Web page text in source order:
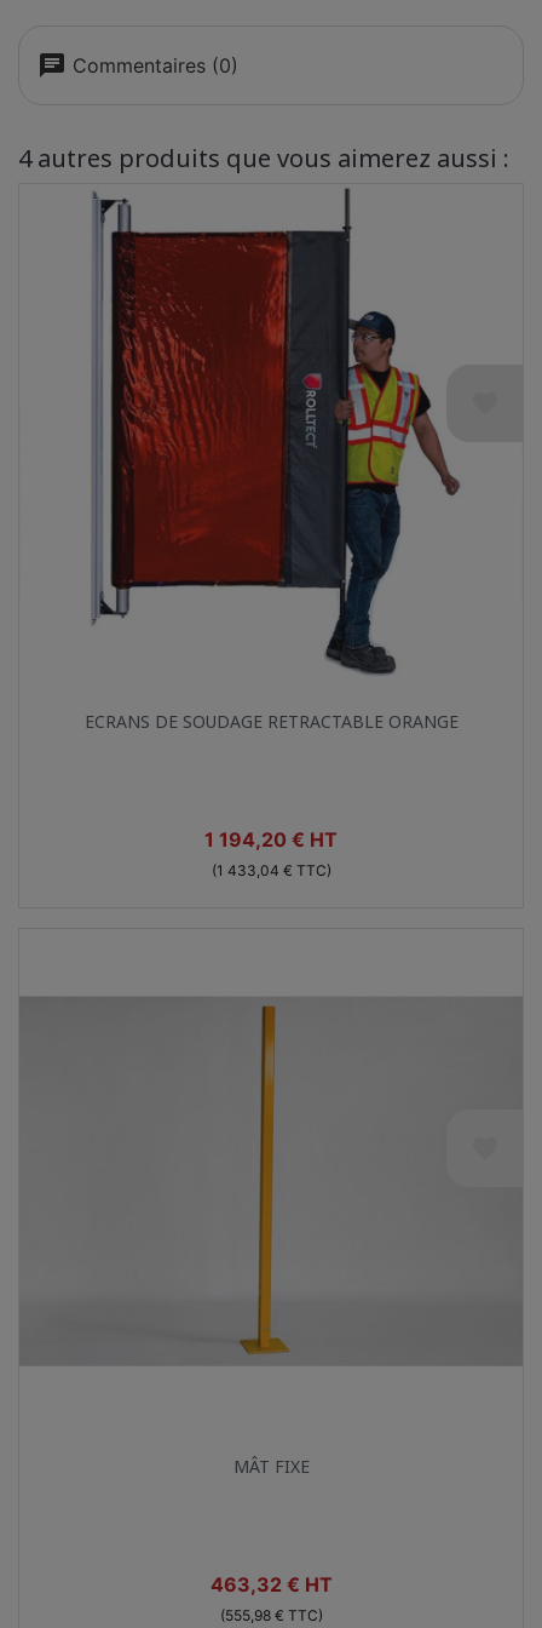
chat Commentaires (0)
4 autres produits que vous aimerez aussi :
 Aperçu rapide
ECRANS DE SOUDAGE RETRACTABLE ORANGE
Prix
1 194,20 € HT
(1 433,04 € TTC)
Aperçu rapide
MÂT FIXE
Prix
463,32 € HT
(555,98 € TTC)